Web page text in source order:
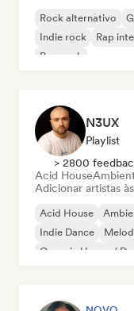
Rock alternativo
Indie rock
Rap
Pop rock
N3UX
Playlist
> 2800
Acid House
Adicionar artistas
Acid House
Indie Dance
Organic House /